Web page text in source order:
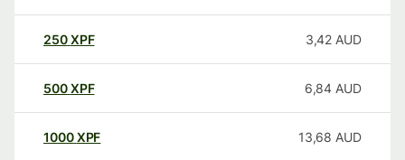
250XPF 3,42 AUD
500XPF 6,84 AUD
1000XPF 13,68 AUD